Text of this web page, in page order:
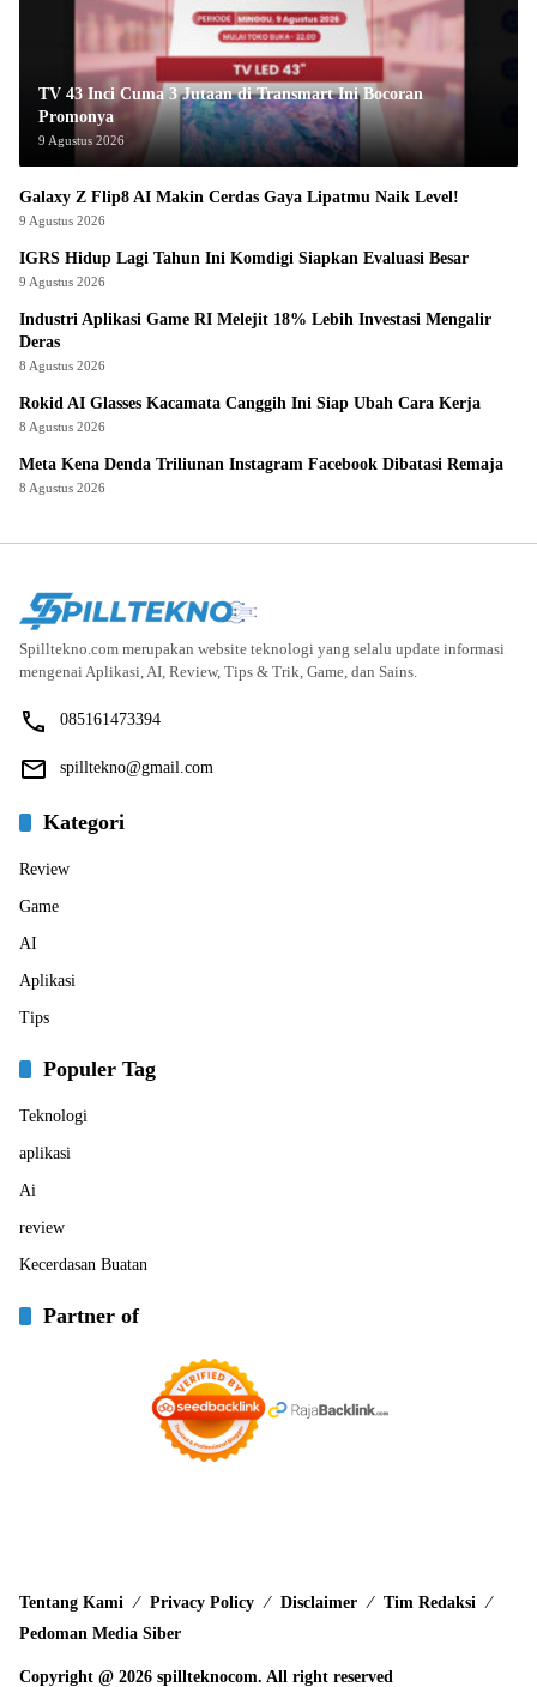
TV 43 Inci Cuma 3 Jutaan di Transmart Ini Bocoran
Promonya
9 Agustus 2026
Galaxy Z Flip8 AI Makin Cerdas Gaya Lipatmu Naik Level!
9 Agustus 2026
IGRS Hidup Lagi Tahun Ini Komdigi Siapkan Evaluasi Besar
9 Agustus 2026
Industri Aplikasi Game RI Melejit 18% Lebih Investasi Mengalir
Deras
8 Agustus 2026
Rokid AI Glasses Kacamata Canggih Ini Siap Ubah Cara Kerja
8 Agustus 2026
Meta Kena Denda Triliunan Instagram Facebook Dibatasi Remaja
8 Agustus 2026
Spilltekno.com merupakan website teknologi yang selalu update informasi
mengenai Aplikasi, AI, Review, Tips & Trik, Game, dan Sains.
085161473394
spilltekno@gmail.com
Kategori
Review
Game
AI
Aplikasi
Tips
Populer Tag
Teknologi
aplikasi
Ai
review
Kecerdasan Buatan
Partner of
Tentang Kami Privacy Policy Disclaimer
Tim Redaksi
Pedoman Media Siber
Copyright @ 2026 spillteknocom. All right reserved